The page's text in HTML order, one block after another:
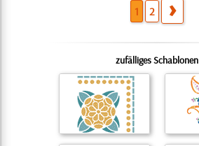
1 2
zufälliges Schablonen